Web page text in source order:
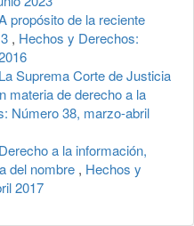
propósito de la reciente
, Hechos y Derechos:
La Suprema Corte de Justicia
materia de derecho a la
Número 38, marzo-abril
Derecho a la información,
del nombre , Hechos y
2017